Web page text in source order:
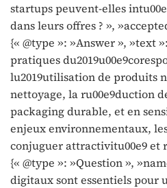
startups peuvent-elles
dans leurs offres ? »,
{« @type »: »Answer », »text
pratiques
lu2019utilisation de produits
nettoyage, la ru00e9duction
packaging durable, et en
enjeux environnementaux,
conjuguer attractivitu00e9 et
{« @type »: »Question »,
digitaux sont essentiels pour